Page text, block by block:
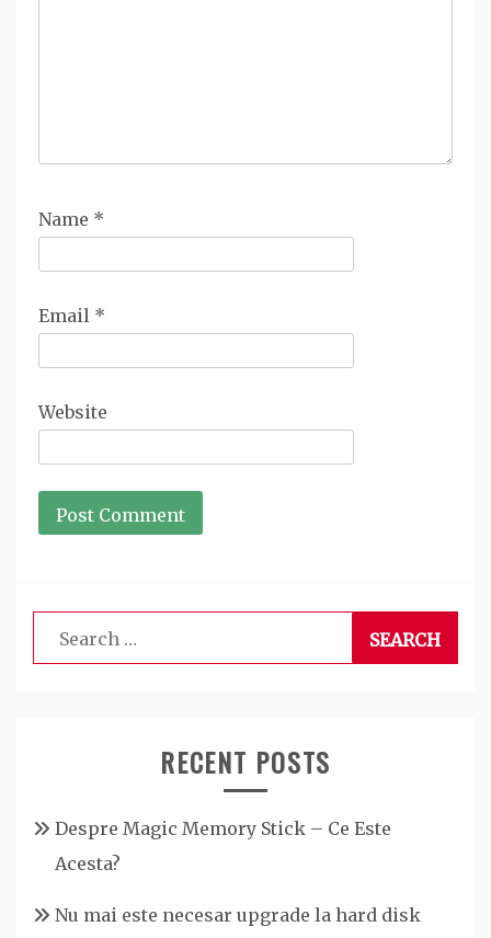
Name *
Email *
Website
Search
for:
RECENT POSTS
Despre Magic Memory Stick – Ce Este
Acesta?
Nu mai este necesar upgrade la hard disk